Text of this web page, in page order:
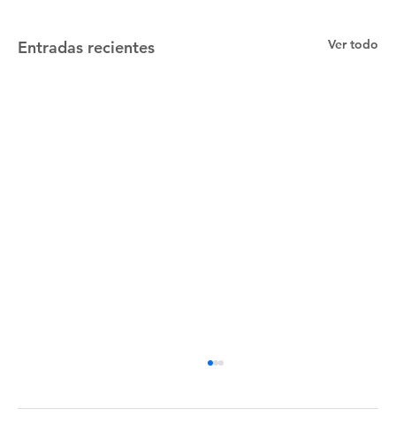
Entradas recientes Ver todo